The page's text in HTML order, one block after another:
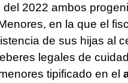
del 2022 ambos
en la que el
de sus hijas al
legales de
tipificado en el